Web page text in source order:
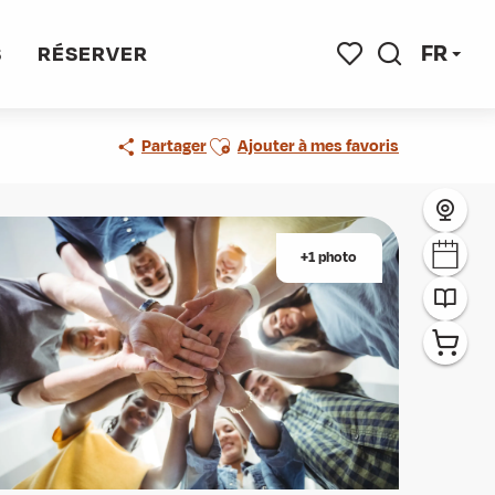
FR
RÉSERVER
PartagerAjouter aux favoris
Ajouter à mes favoris
+1 photo